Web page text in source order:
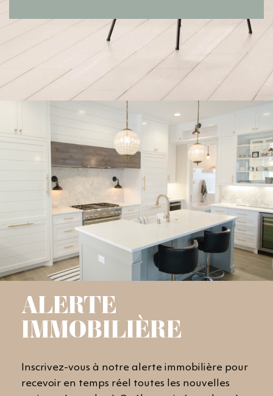
ALERTE
IMMOBILIÈRE
Inscrivez-vous à notre alerte immobilière pour
recevoir en temps réel toutes les nouvelles